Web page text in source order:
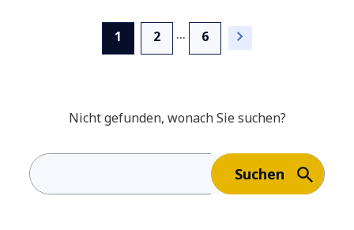
1 (current)
2 ... 6
Nicht gefunden, wonach Sie suchen?
Suchen